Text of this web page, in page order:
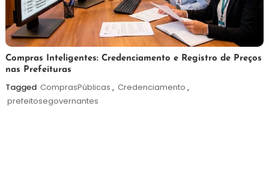
6
de
agosto
2026
Redação
Compras Inteligentes: Credenciamento e Registro de Preços
nas Prefeituras
Tagged ComprasPúblicas , Credenciamento ,
prefeitosegovernantes